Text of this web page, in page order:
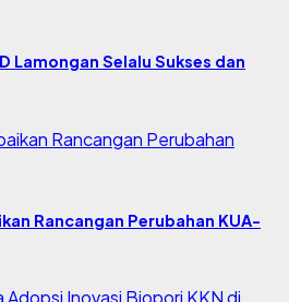
Lamongan Selalu Sukses dan
Rancangan Perubahan KUA-